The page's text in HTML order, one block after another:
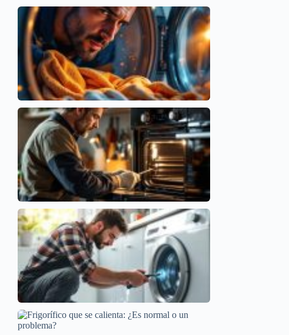
Lavadora que marca tiempos incorrectos: fallos
comunes
Averías frecuentes en electrodomésticos
Problemas de Temperatura en Secadoras: Causas
y Soluciones
Averías frecuentes en electrodomésticos
Por Qué Tu Horno Se Apaga a Mitad de Cocción
Averías frecuentes en electrodomésticos
Soluciones para lavavajillas con agua estancada
Mantenimiento y cuidado